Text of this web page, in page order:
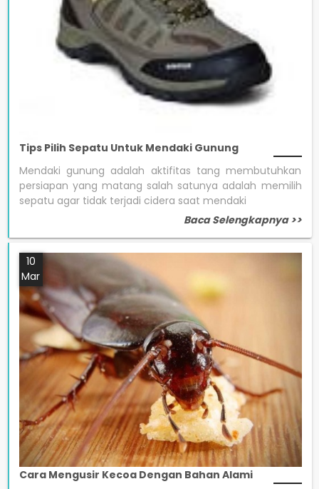
Tips Pilih Sepatu Untuk Mendaki Gunung
Mendaki gunung adalah aktifitas tang membutuhkan
persiapan yang matang salah satunya adalah memilih
sepatu agar tidak terjadi cidera saat mendaki
Baca Selengkapnya >>
10
Mar
Cara Mengusir Kecoa Dengan Bahan Alami